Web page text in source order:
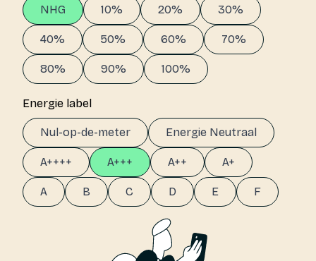
NHG 10% 20% 30%
40% 50% 60% 70%
80% 90% 100%
Energie label
Nul-op-de-meter Energie Neutraal
A++++ A+++ A++ A+
A B C D E F